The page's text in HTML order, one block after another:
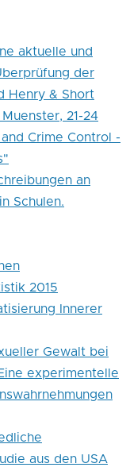
aktuelle und
der
Henry & Short
21-24
Crime Control -
an
Schulen.
2015
Innerer
Gewalt bei
experimentelle
aus den USA